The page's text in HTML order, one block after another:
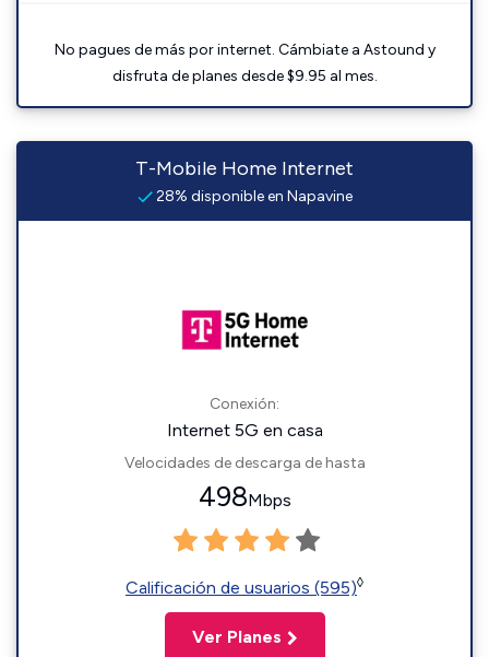
No pagues de más por internet. Cámbiate a Astound y
disfruta de planes desde $9.95 al mes.
T-Mobile Home Internet
28% disponible en Napavine
Conexión:
Internet 5G en casa
Velocidades de descarga de hasta
498Mbps
Calificación de usuarios (595)◊
Ver Planes